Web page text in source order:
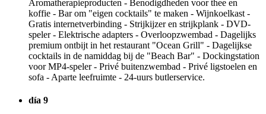
Aromatherapieproducten - Benodigdheden voor thee en
koffie - Bar om "eigen cocktails" te maken - Wijnkoelkast -
Gratis internetverbinding - Strijkijzer en strijkplank - DVD-
speler - Elektrische adapters - Overloopzwembad - Dagelijks
premium ontbijt in het restaurant "Ocean Grill" - Dagelijkse
cocktails in de namiddag bij de "Beach Bar" - Dockingstation
voor MP4-speler - Privé buitenzwembad - Privé ligstoelen en
sofa - Aparte leefruimte - 24-uurs butlerservice.
día 9